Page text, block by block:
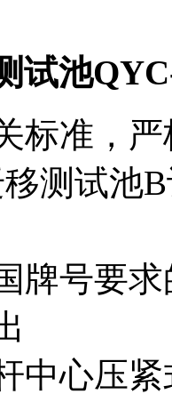
试池
标准，严
测试池
牌号要
中心压